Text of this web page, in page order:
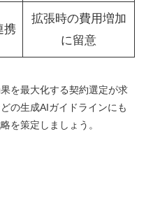
携
拡張時の費用増加
に留意
を最大化する契約選定が求
の生成AIガイドラインにも
を策定しましょう。